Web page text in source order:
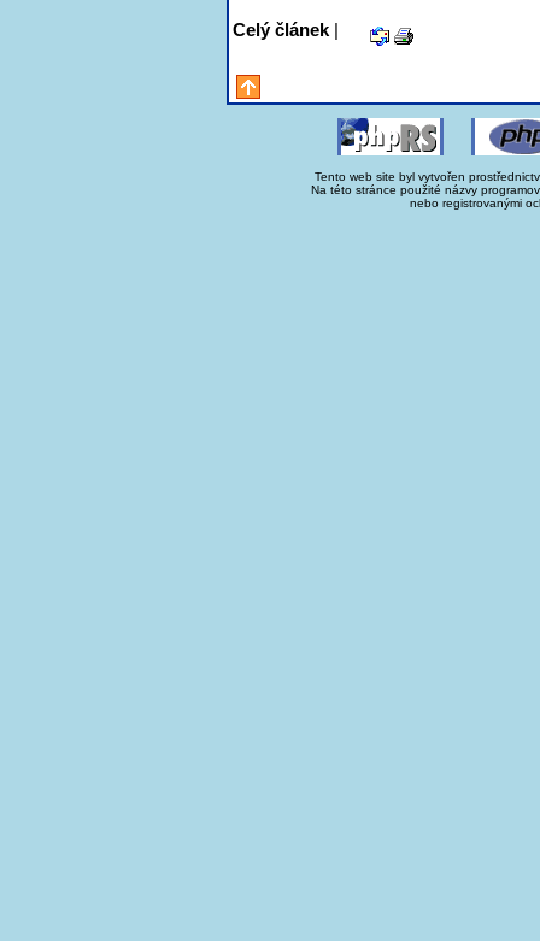
Celý článek |
Tento web site byl vytvořen
Na této stránce použité názvy
nebo registrovanými